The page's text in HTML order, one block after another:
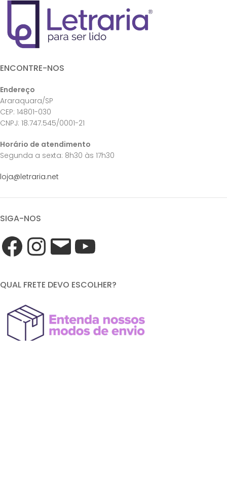
ENCONTRE-NOS
Endereço
Araraquara/SP
CEP: 14801-030
CNPJ: 18.747.545/0001-21
Horário de atendimento
Segunda a sexta: 8h30 às 17h30
loja@letraria.net
SIGA-NOS
QUAL FRETE DEVO ESCOLHER?